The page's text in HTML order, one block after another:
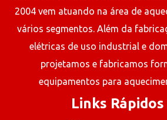
2004 vem atuando na área de
vários segmentos. Além da
elétricas de uso industrial e
projetamos e fabricamos
equipamentos para
Links Rápidos